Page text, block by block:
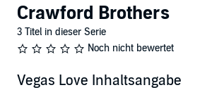
Crawford Brothers
3 Titel in dieser Serie
Noch nicht bewertet
Vegas Love Inhaltsangabe